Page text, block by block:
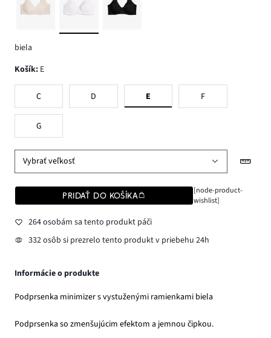
biela
Košík: E
C D E F
G
Vybrať veľkosť
PRIDAŤ DO KOŠÍKA
[node-product-
wishlist]
264 osobám sa tento produkt páči
332 osôb si prezrelo tento produkt v priebehu 24h
Informácie o produkte
Podprsenka minimizer s vystuženými ramienkami biela
Podprsenka so zmenšujúcim efektom a jemnou čipkou.